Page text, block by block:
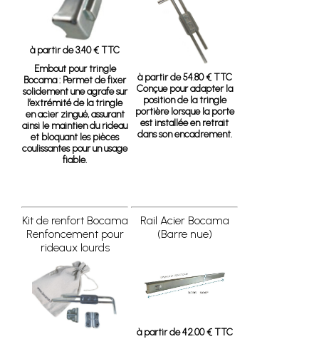
à partir de 3.40 € TTC
Embout pour tringle
Bocama : Permet de fixer
solidement une agrafe sur
l’extrémité de la tringle
en acier zingué, assurant
ainsi le maintien du rideau
et bloquant les pièces
coulissantes pour un usage
fiable.
à partir de 54.80 € TTC
Conçue pour adapter la
position de la tringle
portière lorsque la porte
est installée en retrait
dans son encadrement.
Kit de renfort Bocama
Renfoncement pour
rideaux lourds
Rail Acier Bocama
(Barre nue)
à partir de 42.00 € TTC